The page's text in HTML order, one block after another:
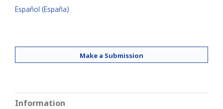
Español (España)
Make a Submission
Information